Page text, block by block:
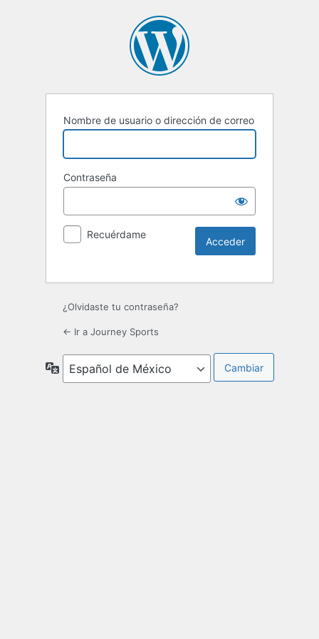
Nombre de usuario o dirección de correo
Contraseña
Recuérdame
¿Olvidaste tu contraseña?
← Ir a Journey Sports
Idioma